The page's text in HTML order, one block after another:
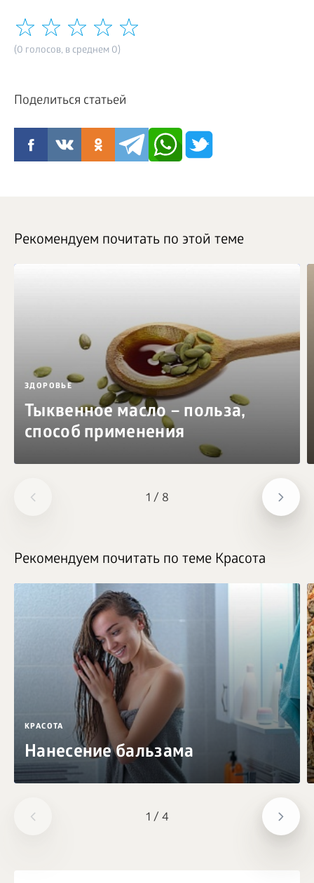
(0 голосов, в среднем 0)
Поделиться статьей
1 / 8
Рекомендуем почитать по этой теме
ЗДОРОВЬЕ
Тыквенное масло – польза,
способ применения
1 / 4
Рекомендуем почитать по теме Красота
КРАСОТА
Нанесение бальзама